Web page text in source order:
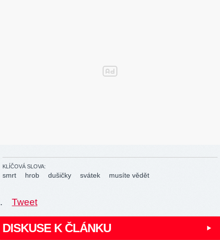
KLÍČOVÁ SLOVA:
smrt hrob dušičky svátek musíte vědět
. Tweet
DISKUSE K ČLÁNKU